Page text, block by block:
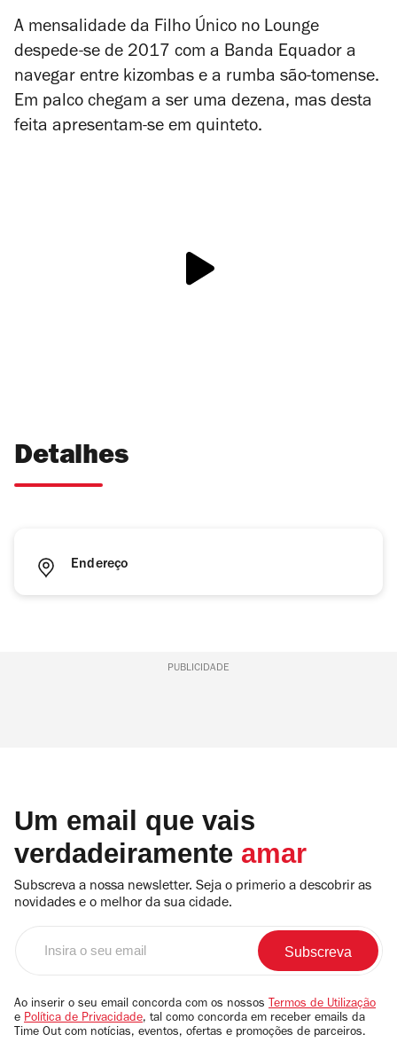
A mensalidade da Filho Único no Lounge
despede-se de 2017 com a Banda Equador a
navegar entre kizombas e a rumba são-tomense.
Em palco chegam a ser uma dezena, mas desta
feita apresentam-se em quinteto.
Detalhes
Endereço
PUBLICIDADE
Um email que vais
verdadeiramente amar
Subscreva a nossa newsletter. Seja o primerio a descobrir as
novidades e o melhor da sua cidade.
email
Ao inserir o seu email concorda com os nossos Termos de Utilização
e Política de Privacidade, tal como concorda em receber emails da
Time Out com notícias, eventos, ofertas e promoções de parceiros.